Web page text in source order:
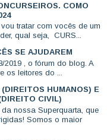
COMO
tratar com vocês de um
qual seja, CURS...
SE AJUDAREM
2019 , o fórum do blog. A
os leitores do ...
HUMANOS) E
CIVIL)
nossa Superquarta, que
Somos o maior